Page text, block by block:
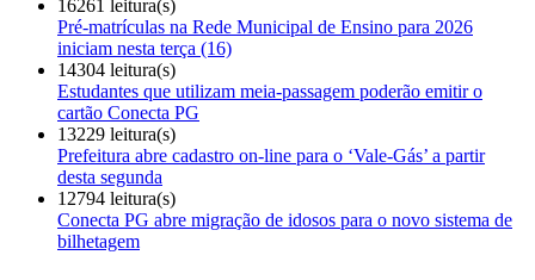
16261 leitura(s)
Pré-matrículas na Rede Municipal de Ensino para 2026
iniciam nesta terça (16)
14304 leitura(s)
Estudantes que utilizam meia-passagem poderão emitir o
cartão Conecta PG
13229 leitura(s)
Prefeitura abre cadastro on-line para o ‘Vale-Gás’ a partir
desta segunda
12794 leitura(s)
Conecta PG abre migração de idosos para o novo sistema de
bilhetagem